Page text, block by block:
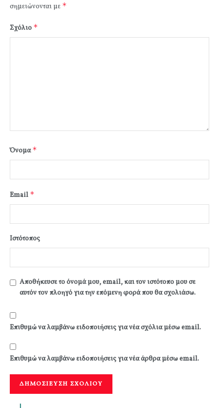
σημειώνονται με *
Σχόλιο *
Όνομα*
Email *
Ιστότοπος
Αποθήκευσε το όνομά μου, email, και τον ιστότοπο μου σε
αυτόν τον πλοηγό για την επόμενη φορά που θα σχολιάσω.
Επιθυμώ να λαμβάνω ειδοποιήσεις για νέα σχόλια μέσω email.
Επιθυμώ να λαμβάνω ειδοποιήσεις για νέα άρθρα μέσω email.